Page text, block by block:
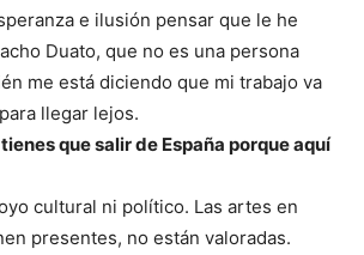
e ilusión pensar que le he
Duato, que no es una persona
me está diciendo que mi trabajo va
llegar lejos.
tienes que salir de España porque aquí
cultural ni político. Las artes en
presentes, no están valoradas.